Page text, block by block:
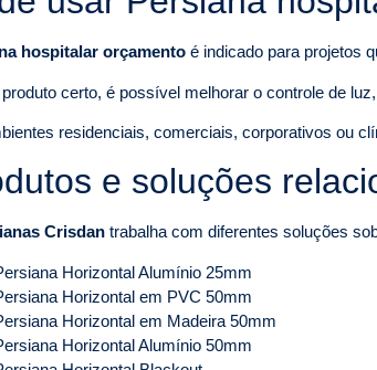
hospitalar orçamento é indicado para projetos
certo, é possível melhorar o controle de
residenciais, comerciais, corporativos ou
e soluções
Crisdan trabalha com diferentes soluções
Horizontal Alumínio 25mm
Horizontal em PVC 50mm
Horizontal em Madeira 50mm
Horizontal Alumínio 50mm